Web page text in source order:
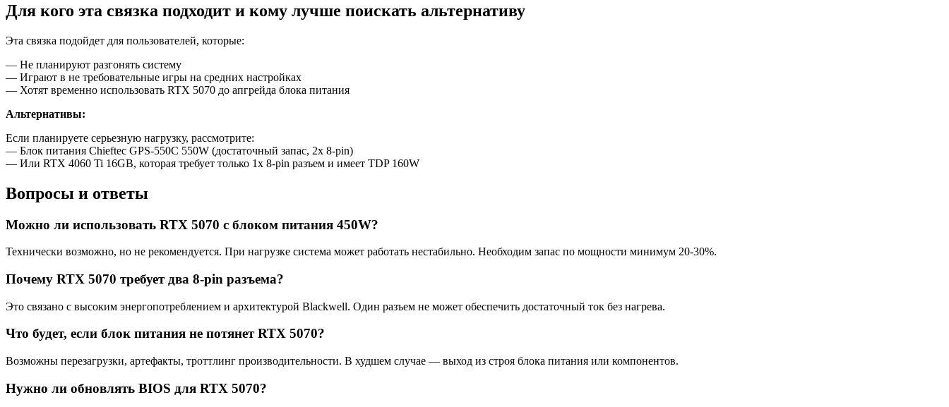
Для кого эта связка подходит и кому лучше поискать альтернативу
Эта связка подойдет для пользователей, которые:
— Не планируют разгонять систему
— Играют в не требовательные игры на средних настройках
— Хотят временно использовать RTX 5070 до апгрейда блока питания
Альтернативы:
Если планируете серьезную нагрузку, рассмотрите:
— Блок питания Chieftec GPS-550C 550W (достаточный запас, 2x 8-pin)
— Или RTX 4060 Ti 16GB, которая требует только 1x 8-pin разъем и имеет TDP 160W
Вопросы и ответы
Можно ли использовать RTX 5070 с блоком питания 450W?
Технически возможно, но не рекомендуется. При нагрузке система может работать нестабильно. Необходим запас по мощности минимум 20-30%.
Почему RTX 5070 требует два 8-pin разъема?
Это связано с высоким энергопотреблением и архитектурой Blackwell. Один разъем не может обеспечить достаточный ток без нагрева.
Что будет, если блок питания не потянет RTX 5070?
Возможны перезагрузки, артефакты, троттлинг производительности. В худшем случае — выход из строя блока питания или компонентов.
Нужно ли обновлять BIOS для RTX 5070?